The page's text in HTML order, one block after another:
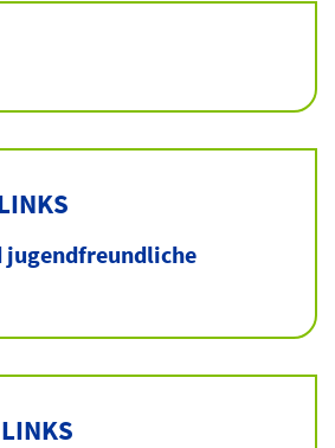
jugendfreundliche